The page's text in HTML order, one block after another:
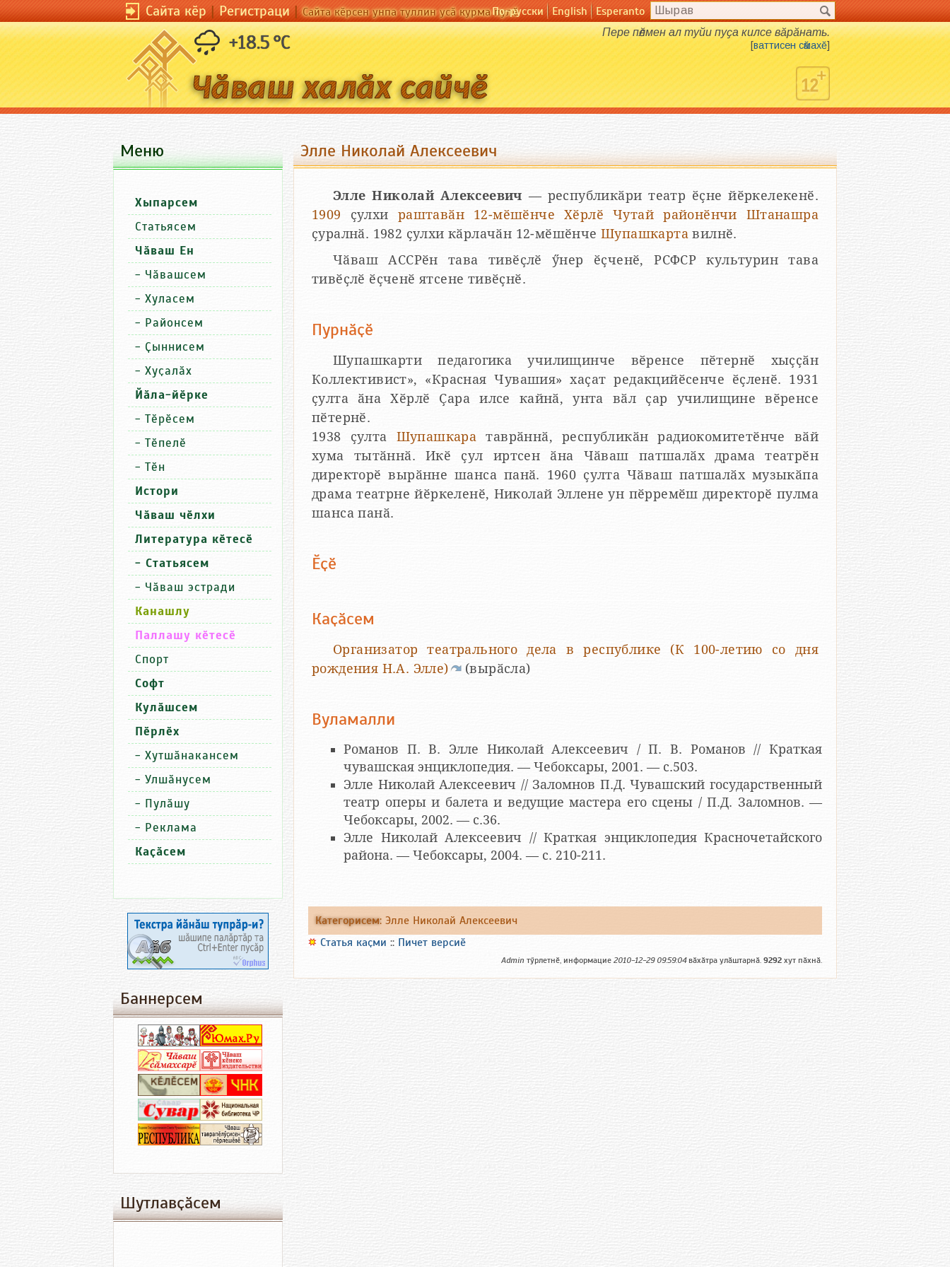
Сайта кӗр|Регистраци|Сайта кӗрсен унпа туллин усӑ курма пулӗПо-русски English Esperanto
+18.5 °C Пере пӗлмен ал туйи пуҫа килсе вӑрӑнать.
[ваттисен сӑмахӗ]
Элле Николай Алексеевич
Элле Николай Алексеевич — республикӑри театр ӗҫне йӗркелекенӗ.
1909 ҫулхи раштавӑн 12-мӗшӗнче Хӗрлӗ Чутай районӗнчи
Штанашра
ҫуралнӑ. 1982 ҫулхи кӑрлачӑн 12-мӗшӗнче Шупашкарта вилнӗ.
Чӑваш АССРӗн тава тивӗҫлӗ ӳнер ӗҫченӗ, РСФСР культурин тава
тивӗҫлӗ ӗҫченӗ ятсене тивӗҫнӗ.
Пурнӑҫӗ
Шупашкарти педагогика училищинче вӗренсе пӗтернӗ хыҫҫӑн
Коллективист», «Красная Чувашия» хаҫат редакцийӗсенче ӗҫленӗ. 1931
ҫулта ӑна Хӗрлӗ Ҫара илсе кайнӑ, унта вӑл ҫар училищине вӗренсе
пӗтернӗ.
1938 ҫулта Шупашкара таврӑннӑ, республикӑн радиокомитетӗнче вӑй
хума тытӑннӑ. Икӗ ҫул иртсен ӑна Чӑваш патшалӑх драма театрӗн
директорӗ вырӑнне шанса панӑ. 1960 ҫулта Чӑваш патшалӑх музыкӑпа
драма театрне йӗркеленӗ, Николай Эллене ун пӗрремӗш директорӗ пулма
шанса панӑ.
Ӗҫӗ
Каҫӑсем
Организатор театрального дела в республике (К 100-летию со дня
рождения Н.А. Элле)
(вырӑсла)
Вуламалли
Романов П. В. Элле Николай Алексеевич / П. В. Романов // Краткая
чувашская энциклопедия. — Чебоксары, 2001. — с.503.
Элле Николай Алексеевич // Заломнов П.Д. Чувашский государственный
театр оперы и балета и ведущие мастера его сцены / П.Д. Заломнов. —
Чебоксары, 2002. — с.36.
Элле Николай Алексеевич // Краткая энциклопедия Красночетайского
района. — Чебоксары, 2004. — с. 210-211.
Категорисем: Элле Николай Алексеевич
Статья каҫми :: Пичет версиӗ
Admin тӳрлетнӗ, информацие 2010-12-29 09:59:04вӑхӑтра улӑштарнӑ. 9292 хут пӑхнӑ.
Меню
Хыпарсем
Статьясем
Чӑваш Ен
- Чӑвашсем
- Хуласем
- Районсем
- Ҫыннисем
- Хуҫалӑх
Йӑла-йӗрке
- Тӗрӗсем
- Тӗпелӗ
- Тӗн
Истори
Чӑваш чӗлхи
Литература кӗтесӗ
- Статьясем
- Чӑваш эстради
Канашлу
Паллашу кӗтесӗ
Спорт
Софт
Кулӑшсем
Пӗрлӗх
- Хутшӑнакансем
- Улшӑнусем
- Пулӑшу
- Реклама
Каҫӑсем
Баннерсем
Шутлавҫӑсем